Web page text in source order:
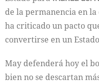
de la permanencia en
ha criticado un pacto
convertirse en un
May defenderá hoy el
bien no se descartan